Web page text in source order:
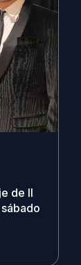
de Il